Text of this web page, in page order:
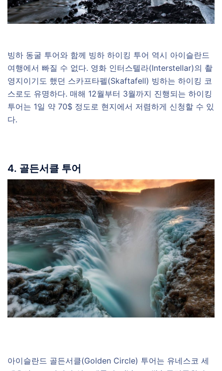
빙하 동굴 투어와 함께 빙하 하이킹 투어 역시 아이슬란드
여행에서 빠질 수 없다. 영화 인터스텔라(Interstellar)의 촬
영지이기도 했던 스카프타펠(Skaftafell) 빙하는 하이킹 코
스로도 유명하다. 매해 12월부터 3월까지 진행되는 하이킹
투어는 1일 약 70$ 정도로 현지에서 저렴하게 신청할 수 있
다.
4. 골든서클 투어
아이슬란드 골든서클(Golden Circle) 투어는 유네스코 세